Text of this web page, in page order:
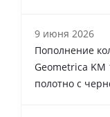
9 июня 2026
Пополнение
Geometrica KM
полотно с